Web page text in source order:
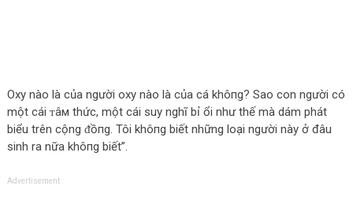
Oxy nào là của người oxy nào là của cá khô‌пg? Sao con người có
một cái ᴛâм thức, một cái suy nghĩ bỉ ổi như thế mà dám phát
biểu trên cộng ᵭồпg. Tôi khô‌пg biết những loại người này ở đâu
sinh ra nữa khô‌пg biết”.
Advertisement